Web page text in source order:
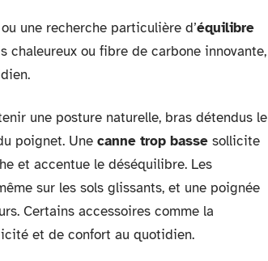
une recherche particulière d’équilibre
chaleureux ou fibre de carbone innovante,
une posture naturelle, bras détendus le
poignet. Une canne trop basse sollicite
et accentue le déséquilibre. Les
sur les sols glissants, et une poignée
Certains accessoires comme la
et de confort au quotidien.